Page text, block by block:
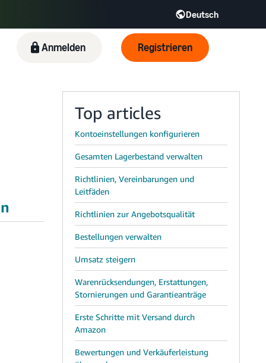
Deutsch
Italiano - IT 日本語 - JP 한국어 - KR
Anmelden Registrieren
Top articles
Kontoeinstellungen konfigurieren
Gesamten Lagerbestand verwalten
Richtlinien, Vereinbarungen und
Leitfäden
Richtlinien zur Angebotsqualität
Bestellungen verwalten
Umsatz steigern
Warenrücksendungen, Erstattungen,
Stornierungen und Garantieanträge
Erste Schritte mit Versand durch
Amazon
Bewertungen und Verkäuferleistung